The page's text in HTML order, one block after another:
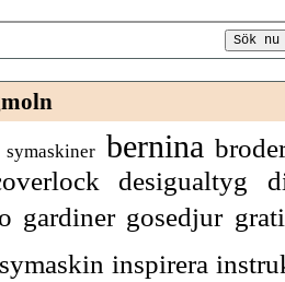
symaskiner bernina
desigualtyg
gardiner gosedjur
inspirera